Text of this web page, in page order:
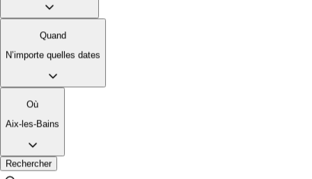
Quand
N’importe quelles dates
Où
Aix-les-Bains
Rechercher